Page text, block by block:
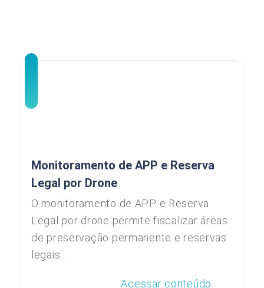
Monitoramento de APP e Reserva
Legal por Drone
O monitoramento de APP e Reserva
Legal por drone permite fiscalizar áreas
de preservação permanente e reservas
legais...
Acessar conteúdo